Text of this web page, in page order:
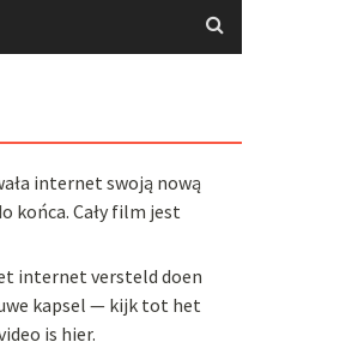
internet swoją nową
końca. Cały film jest
internet versteld doen
kapsel — kijk tot het
is hier.